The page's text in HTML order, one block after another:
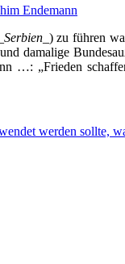
Endemann
Serbien_) zu führen
damalige
…: „Frieden
werden sollte,